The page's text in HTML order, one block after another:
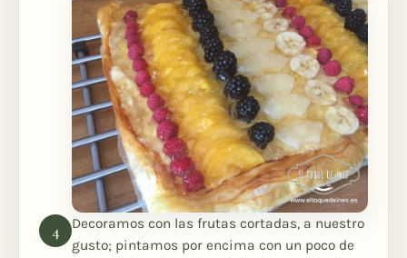
Decoramos con las frutas cortadas, a nuestro
gusto; pintamos por encima con un poco de